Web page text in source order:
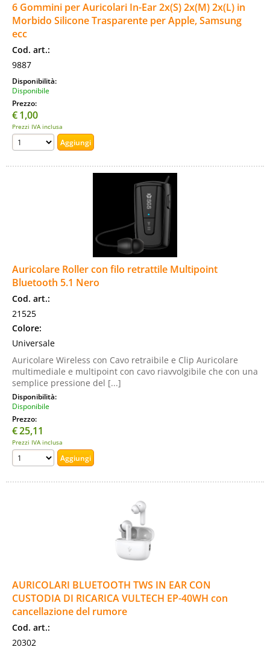
6 Gommini per Auricolari In-Ear 2x(S) 2x(M) 2x(L) in
Morbido Silicone Trasparente per Apple, Samsung
ecc
Cod. art.:
9887
Disponibilità:
Disponibile
Prezzo:
€1,00
Prezzi IVA inclusa
Auricolare Roller con filo retrattile Multipoint
Bluetooth 5.1 Nero
Cod. art.:
21525
Colore:
Universale
Auricolare Wireless con Cavo retraibile e Clip Auricolare
multimediale e multipoint con cavo riavvolgibile che con una
semplice pressione del [...]
Disponibilità:
Disponibile
Prezzo:
€25,11
Prezzi IVA inclusa
AURICOLARI BLUETOOTH TWS IN EAR CON
CUSTODIA DI RICARICA VULTECH EP-40WH con
cancellazione del rumore
Cod. art.:
20302